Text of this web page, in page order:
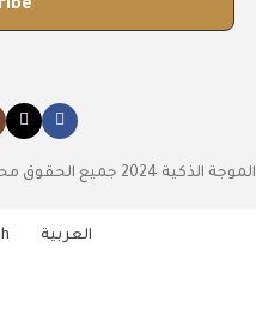
الموجة الذكية 2024 جميع الحقوق محفوظة.
العربية